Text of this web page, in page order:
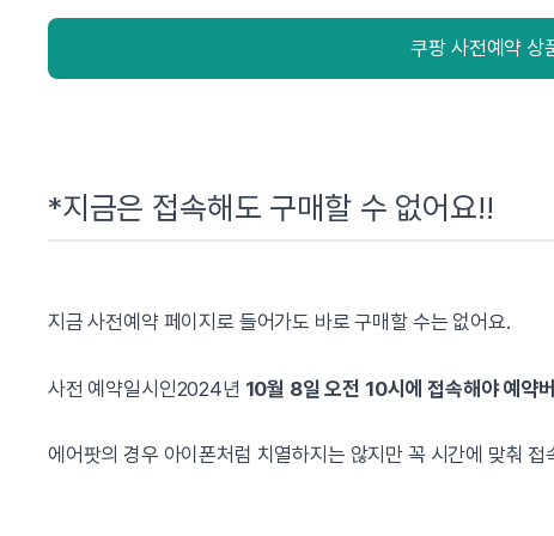
쿠팡 사전예약 상
*지금은 접속해도 구매할 수 없어요!!
지금 사전예약 페이지로 들어가도 바로 구매할 수는 없어요.
사전 예약일시인2024년 10월 8일 오전 10시에 접속해야 예약
에어팟의 경우 아이폰처럼 치열하지는 않지만 꼭 시간에 맞춰